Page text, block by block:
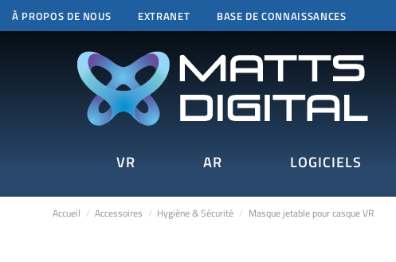
À PROPOS DE NOUS EXTRANET BASE DE CONNAISSANCES
VR AR LOGICIELS
Accueil Accessoires Hygiène & Sécurité Masque jetable pour casque VR